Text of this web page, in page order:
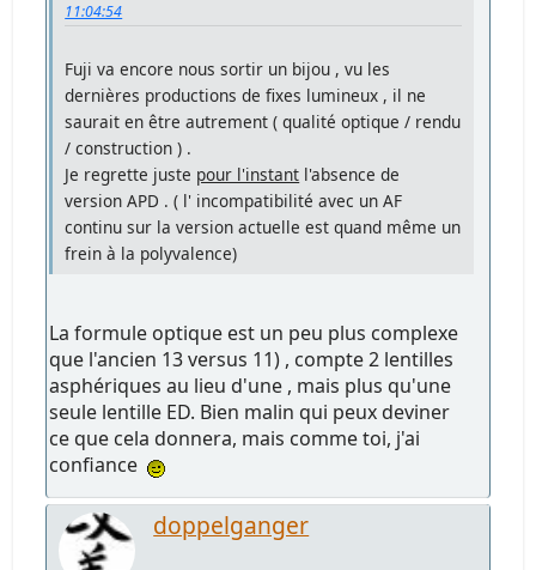
11:04:54
Fuji va encore nous sortir un bijou , vu les
dernières productions de fixes lumineux , il ne
saurait en être autrement ( qualité optique / rendu
/ construction ) .
Je regrette juste pour l'instant l'absence de
version APD . ( l' incompatibilité avec un AF
continu sur la version actuelle est quand même un
frein à la polyvalence)
La formule optique est un peu plus complexe
que l'ancien 13 versus 11) , compte 2 lentilles
asphériques au lieu d'une , mais plus qu'une
seule lentille ED. Bien malin qui peux deviner
ce que cela donnera, mais comme toi, j'ai
confiance
doppelganger